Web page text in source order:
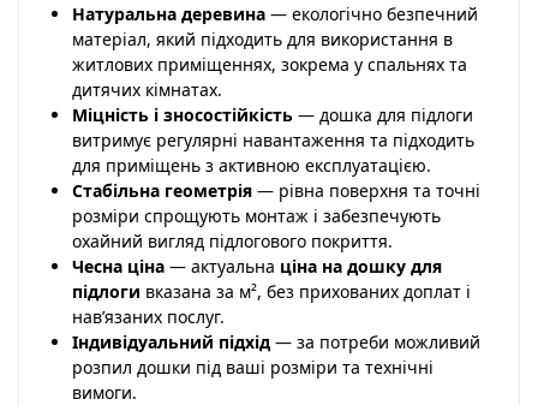
Натуральна деревина — екологічно безпечний
матеріал, який підходить для використання в
житлових приміщеннях, зокрема у спальнях та
дитячих кімнатах.
Міцність і зносостійкість — дошка для підлоги
витримує регулярні навантаження та підходить
для приміщень з активною експлуатацією.
Стабільна геометрія — рівна поверхня та точні
розміри спрощують монтаж і забезпечують
охайний вигляд підлогового покриття.
Чесна ціна — актуальна ціна на дошку для
підлоги вказана за м², без прихованих доплат і
нав’язаних послуг.
Індивідуальний підхід — за потреби можливий
розпил дошки під ваші розміри та технічні
вимоги.